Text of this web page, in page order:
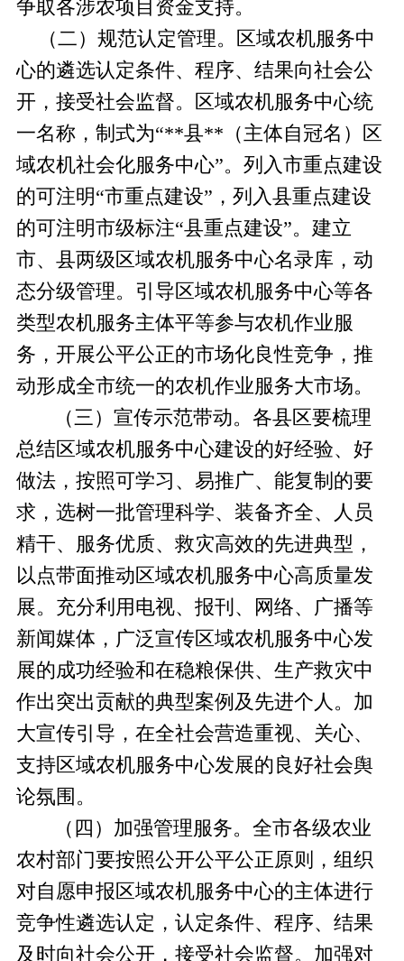
争取各涉农项目资金支持。
（二）规范认定管理。
区域农机服务中
心的遴选认定条件、程序、结果向社会公
开，接受社会监督。区域农机服务中心统
一名称，制式为“**县**（主体自冠名）区
域农机社会化服务中心”。列入市重点建设
的可注明“市重点建设”，列入县重点建设
的可注明市级标注“县重点建设”。建立
市、县两级区域农机服务中心名录库，动
态分级管理。引导区域农机服务中心等各
类型农机服务主体平等参与农机作业服
务，开展公平公正的市场化良性竞争，推
动形成全市统一的农机作业服务大市场。
（三）宣传示范带动。 各县区要梳理
总结区域农机服务中心建设的好经验、好
做法，按照可学习、易推广、能复制的要
求，选树一批管理科学、装备齐全、人员
精干、服务优质、救灾高效的先进典型，
以点带面推动区域农机服务中心高质量发
展。充分利用电视、报刊、网络、广播等
新闻媒体，广泛宣传区域农机服务中心发
展的成功经验和在稳粮保供、生产救灾中
作出突出贡献的典型案例及先进个人。加
大宣传引导，在全社会营造重视、关心、
支持区域农机服务中心发展的良好社会舆
论氛围。
（四）加强管理服务。 全市各级农业
农村部门要按照公开公平公正原则，组织
对自愿申报区域农机服务中心的主体进行
竞争性遴选认定，认定条件、程序、结果
及时向社会公开，接受社会监督。加强对